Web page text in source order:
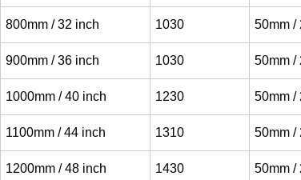
800mm / 32 inch 1030 50mm /
900mm / 36 inch 1030 50mm /
1000mm / 40 inch 1230 50mm /
1100mm / 44 inch 1310 50mm /
1200mm / 48 inch 1430 50mm /